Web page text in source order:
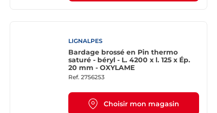
LIGNALPES
Bardage brossé en Pin thermo
saturé - béryl - L. 4200 x l. 125 x Ép.
20 mm - OXYLAME
Ref. 2756253
Choisir mon magasin